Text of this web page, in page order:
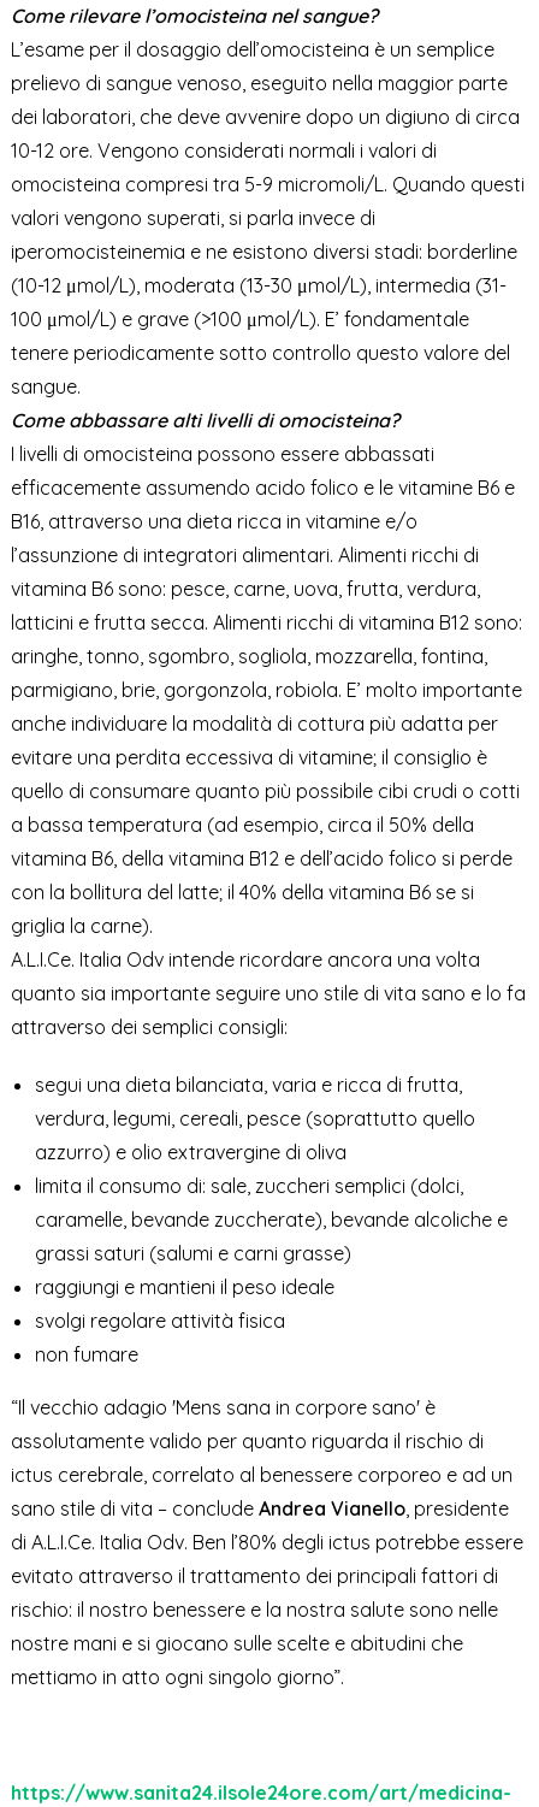
Come rilevare l’omocisteina nel sangue?
L’esame per il dosaggio dell’omocisteina è un semplice
prelievo di sangue venoso, eseguito nella maggior parte
dei laboratori, che deve avvenire dopo un digiuno di circa
10-12 ore. Vengono considerati normali i valori di
omocisteina compresi tra 5-9 micromoli/L. Quando questi
valori vengono superati, si parla invece di
iperomocisteinemia e ne esistono diversi stadi: borderline
(10-12 μmol/L), moderata (13-30 μmol/L), intermedia (31-
100 μmol/L) e grave (>100 μmol/L). E’ fondamentale
tenere periodicamente sotto controllo questo valore del
sangue.
Come abbassare alti livelli di omocisteina?
I livelli di omocisteina possono essere abbassati
efficacemente assumendo acido folico e le vitamine B6 e
B16, attraverso una dieta ricca in vitamine e/o
l’assunzione di integratori alimentari. Alimenti ricchi di
vitamina B6 sono: pesce, carne, uova, frutta, verdura,
latticini e frutta secca. Alimenti ricchi di vitamina B12 sono:
aringhe, tonno, sgombro, sogliola, mozzarella, fontina,
parmigiano, brie, gorgonzola, robiola. E’ molto importante
anche individuare la modalità di cottura più adatta per
evitare una perdita eccessiva di vitamine; il consiglio è
quello di consumare quanto più possibile cibi crudi o cotti
a bassa temperatura (ad esempio, circa il 50% della
vitamina B6, della vitamina B12 e dell’acido folico si perde
con la bollitura del latte; il 40% della vitamina B6 se si
griglia la carne).
A.L.I.Ce. Italia Odv intende ricordare ancora una volta
quanto sia importante seguire uno stile di vita sano e lo fa
attraverso dei semplici consigli:
segui una dieta bilanciata, varia e ricca di frutta,
verdura, legumi, cereali, pesce (soprattutto quello
azzurro) e olio extravergine di oliva
limita il consumo di: sale, zuccheri semplici (dolci,
caramelle, bevande zuccherate), bevande alcoliche e
grassi saturi (salumi e carni grasse)
raggiungi e mantieni il peso ideale
svolgi regolare attività fisica
non fumare
“Il vecchio adagio 'Mens sana in corpore sano' è
assolutamente valido per quanto riguarda il rischio di
ictus cerebrale, correlato al benessere corporeo e ad un
sano stile di vita – conclude Andrea Vianello, presidente
di A.L.I.Ce. Italia Odv. Ben l’80% degli ictus potrebbe essere
evitato attraverso il trattamento dei principali fattori di
rischio: il nostro benessere e la nostra salute sono nelle
nostre mani e si giocano sulle scelte e abitudini che
mettiamo in atto ogni singolo giorno”.
https://www.sanita24.ilsole24ore.com/art/medicina-